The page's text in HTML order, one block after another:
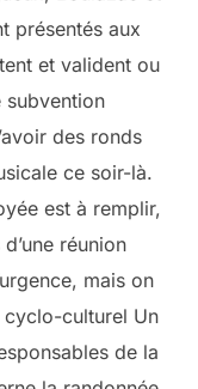
présentés aux
et valident ou
subvention
des ronds
ce soir-là.
est à remplir,
réunion
mais on
culturel Un
de la